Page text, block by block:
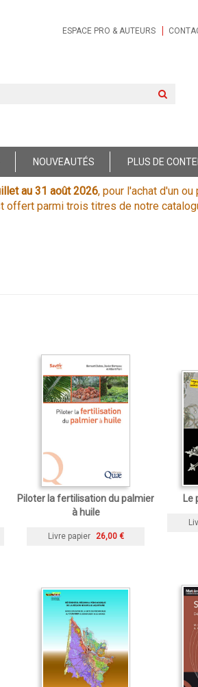
ESPACE PRO & AUTEURS
NOUVEAUTÉS PLUS DE
au 31 août 2026, pour l'achat d'un
offert parmi trois titres de notre
Piloter la fertilisation du palmier
à huile
Livre papier 26,00 €
Le